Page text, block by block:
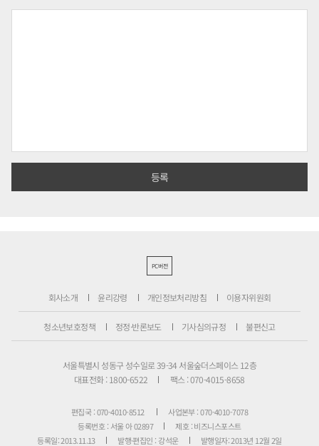
PC버전
회사소개 윤리강령 개인정보처리방침 이용자위원회
청소년보호정책 정정·반론보도 기사심의규정 불편신고
서울특별시 성동구 성수일로 39-34 서울숲더스페이스 12층
대표전화 : 1800-6522
팩스 : 070-4015-8658
편집국 : 070-4010-8512
사업본부 : 070-4010-7078
등록번호 : 서울 아 02897
제호 : 비즈니스포스트
등록일: 2013.11.13
발행·편집인 : 강석운 발행일자: 2013년 12월 2일